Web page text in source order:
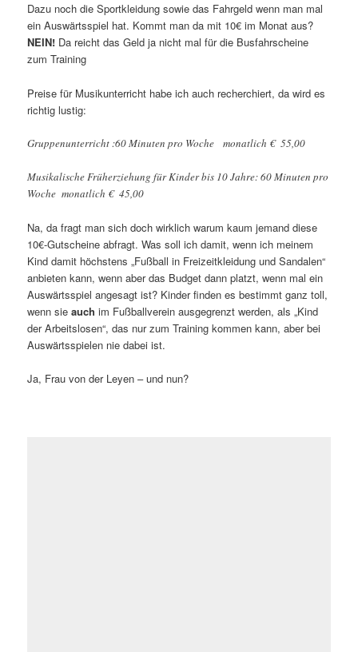
Dazu noch die Sportkleidung sowie das Fahrgeld wenn man mal
ein Auswärtsspiel hat. Kommt man da mit 10€ im Monat aus?
NEIN! Da reicht das Geld ja nicht mal für die Busfahrscheine
zum Training
Preise für Musikunterricht habe ich auch recherchiert, da wird es
richtig lustig:
Gruppenunterricht :60 Minuten pro Woche monatlich € 55,00
Musikalische Früherziehung für Kinder bis 10 Jahre: 60 Minuten pro
Woche monatlich € 45,00
Na, da fragt man sich doch wirklich warum kaum jemand diese
10€-Gutscheine abfragt. Was soll ich damit, wenn ich meinem
Kind damit höchstens „Fußball in Freizeitkleidung und Sandalen“
anbieten kann, wenn aber das Budget dann platzt, wenn mal ein
Auswärtsspiel angesagt ist? Kinder finden es bestimmt ganz toll,
wenn sieauch im Fußballverein ausgegrenzt werden, als „Kind
der Arbeitslosen“, das nur zum Training kommen kann, aber bei
Auswärtsspielen nie dabei ist.
Ja, Frau von der Leyen – und nun?